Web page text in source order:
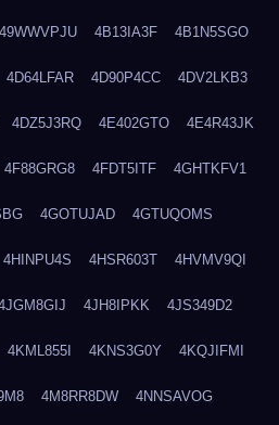
49WWVPJU 4B13IA3F 4B1N5SGO
4D64LFAR 4D90P4CC 4DV2LKB3
4DZ5J3RQ 4E402GTO 4E4R43JK
4F88GRG8 4FDT5ITF 4GHTKFV1
4GOTUJAD 4GTUQOMS
4HINPU4S 4HSR603T 4HVMV9QI
4JH8IPKK 4JS349D2
4KML855I 4KNS3G0Y 4KQJIFMI
4M8RR8DW 4NNSAVOG